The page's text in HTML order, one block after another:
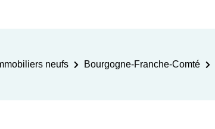
neufs Bourgogne-Franche-Comté